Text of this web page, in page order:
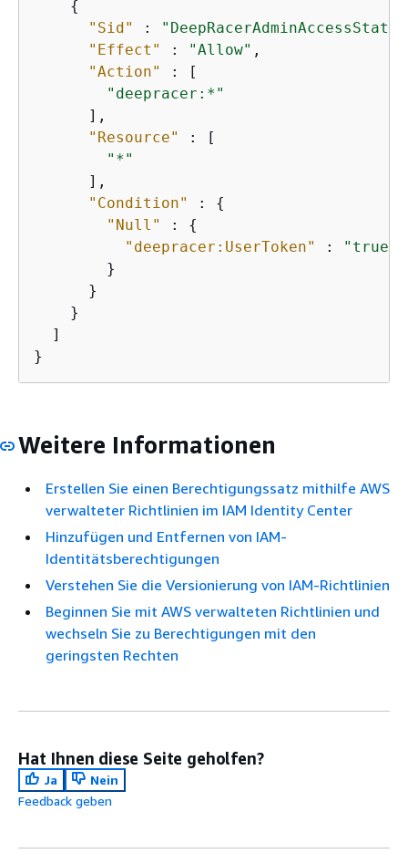
{
"Sid"
:
"Effect"
: "Allow" ,
"Action"
: [
"deepracer:*"
      ],
"Resource"
: [
"*"
      ],
"Condition"
: {
"Null"
: {
"deepracer:UserToken"
:
"true"
        }
      }
    }
  ]
}
Weitere Informationen
Erstellen Sie einen Berechtigungssatz mithilfe AWS
verwalteter Richtlinien im IAM Identity Center
Hinzufügen und Entfernen von IAM-
Identitätsberechtigungen
Verstehen Sie die Versionierung von IAM-Richtlinien
Beginnen Sie mit AWS verwalteten Richtlinien und
wechseln Sie zu Berechtigungen mit den
geringsten Rechten
Hat Ihnen diese Seite geholfen?
Ja
Nein
Feedback geben